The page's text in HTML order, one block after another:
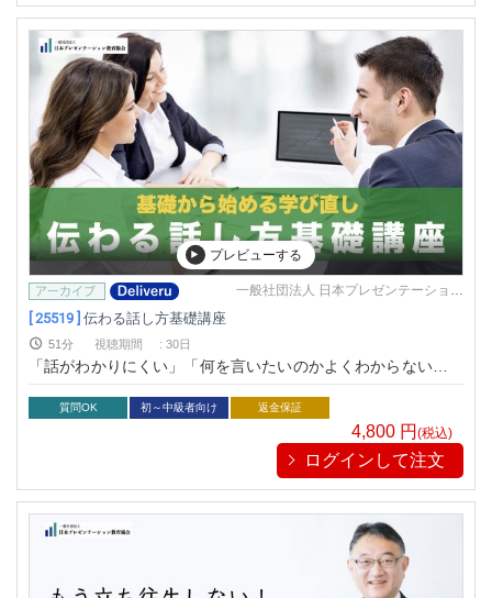
プレビューする
一般社団法人 日本プレゼンテーション
[ 25519 ] 伝わる話し方基礎講座
51分 視聴期間 : 30日
「話がわかりにくい」「何を言いたいのかよくわからない」と
言われてしまうのは一体なぜ？ それは「話が伝わらない７つ
の原因」のどれかに当てはまってしまっているから
質問OK 初～中級者向け 返金保証
4,800 円(税込)
ログインして注文